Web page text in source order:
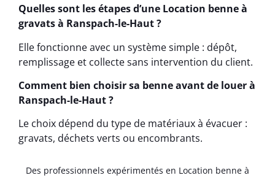
Quelles sont les étapes d’une Location benne à
gravats à Ranspach-le-Haut ?
Elle fonctionne avec un système simple : dépôt,
remplissage et collecte sans intervention du client.
Comment bien choisir sa benne avant de louer à
Ranspach-le-Haut ?
Le choix dépend du type de matériaux à évacuer :
gravats, déchets verts ou encombrants.
Des professionnels expérimentés en Location benne à